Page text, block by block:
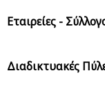
Εταιρείες -
Διαδικτυακές